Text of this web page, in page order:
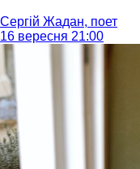
Сергій Жадан, поет
16 вересня 21:00